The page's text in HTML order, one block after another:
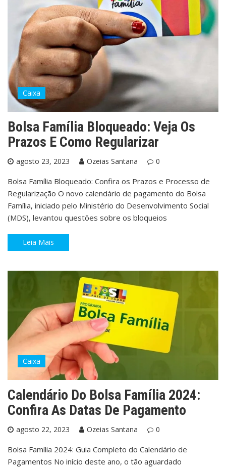
Caixa
Bolsa Família Bloqueado: Veja Os
Prazos E Como Regularizar
agosto 23, 2023 Ozeias Santana 0
Bolsa Família Bloqueado: Confira os Prazos e Processo de
Regularização O novo calendário de pagamento do Bolsa
Família, iniciado pelo Ministério do Desenvolvimento Social
(MDS), levantou questões sobre os bloqueios
Leia Mais
Caixa
Calendário Do Bolsa Família 2024:
Confira As Datas De Pagamento
agosto 22, 2023 Ozeias Santana 0
Bolsa Família 2024: Guia Completo do Calendário de
Pagamentos No início deste ano, o tão aguardado